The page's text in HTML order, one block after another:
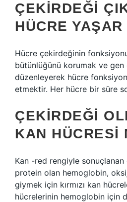
ÇEKIRDEĞI
HÜCRE YAŞAR
Hücre çekirdeğinin
bütünlüğünü korumak ve gen
düzenleyerek hücre
etmektir. Her hücre bir süre
ÇEKIRDEĞI
KAN HÜCRESI
Kan -red rengiyle
protein olan hemoglobin,
giymek için kırmızı kan
hücrelerinin hemoglobin için